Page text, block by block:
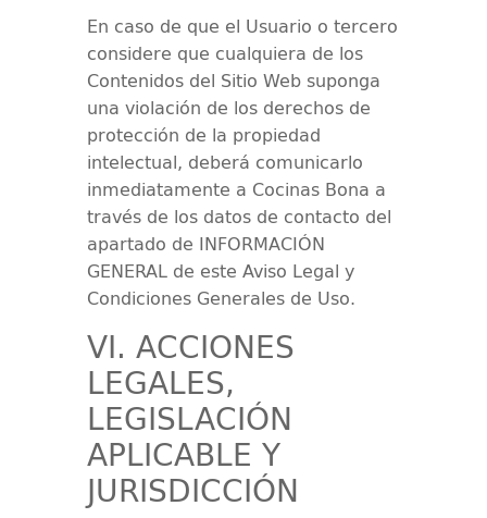
En caso de que el Usuario o tercero
considere que cualquiera de los
Contenidos del Sitio Web suponga
una violación de los derechos de
protección de la propiedad
intelectual, deberá comunicarlo
inmediatamente a Cocinas Bona a
través de los datos de contacto del
apartado de INFORMACIÓN
GENERAL de este Aviso Legal y
Condiciones Generales de Uso.
VI. ACCIONES
LEGALES,
LEGISLACIÓN
APLICABLE Y
JURISDICCIÓN